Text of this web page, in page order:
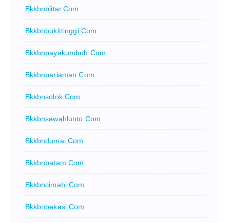
Bkkbnblitar.com
Bkkbnbukittinggi.com
Bkkbnpayakumbuh.com
Bkkbnpariaman.com
Bkkbnsolok.com
Bkkbnsawahlunto.com
Bkkbndumai.com
Bkkbnbatam.com
Bkkbncimahi.com
Bkkbnbekasi.com